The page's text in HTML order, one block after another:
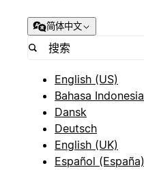
简体中文
English (US)
Bahasa Indonesia
Dansk
Deutsch
English (UK)
Español (España)